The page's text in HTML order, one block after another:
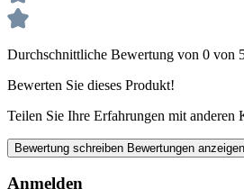
Durchschnittliche Bewertung von 0 von
Bewerten Sie dieses Produkt!
Teilen Sie Ihre Erfahrungen mit anderen
Bewertung schreiben Bewertungen anzeigen
Anmelden